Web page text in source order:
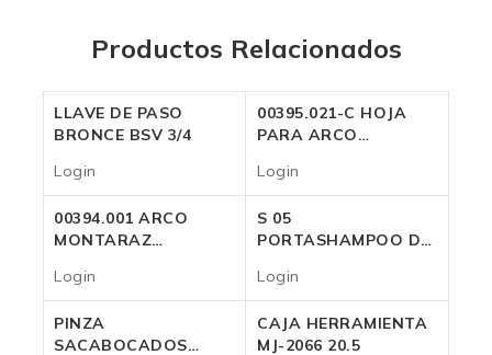
Productos Relacionados
LLAVE DE PASO
BRONCE BSV 3/4
Login
00395.021-C HOJA
PARA ARCO
Login
00394.001 ARCO
MONTARAZ
Login
S 05
PORTASHAMPOO DE
Login
PINZA
SACABOCADOS
CAJA HERRAMIENTA
MJ-2066 20.5